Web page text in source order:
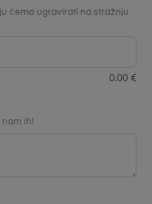
ćemo ugravirati na stražnju
0.00 €
ih!